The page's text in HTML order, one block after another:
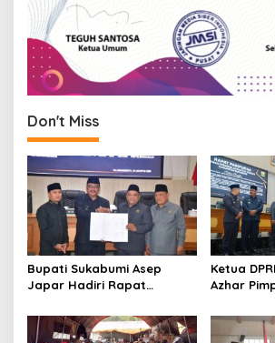
Don't Miss
Bupati Sukabumi Asep
Japar Hadiri Rapat
PPAS dan Raperda
Disabilitas
Ketua
Azhar
dan